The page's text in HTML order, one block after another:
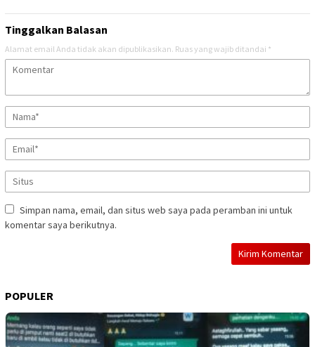
Tinggalkan Balasan
Alamat email Anda tidak akan dipublikasikan. Ruas yang wajib ditandai *
Simpan nama, email, dan situs web saya pada peramban ini untuk
komentar saya berikutnya.
POPULER